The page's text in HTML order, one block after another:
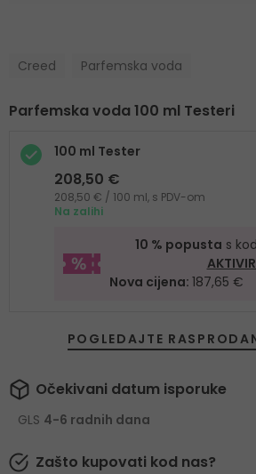
Creed Parfemska voda
Parfemska voda 100 ml Testeri
100 ml Tester
208,50 €
208,50 € / 100 ml, s PDV-om
Na zalihi
10 % popusta s
Nova cijena: 187,65 €
POGLEDAJTE
Očekivani datum isporuke
GLS 4-6 radnih dana
Zašto kupovati kod nas?